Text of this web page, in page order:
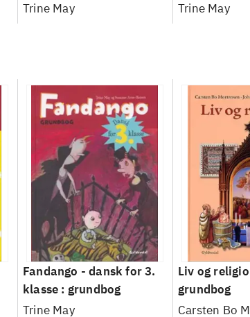
grundbog -- Arbejdsbog.
Trine May
- dansk for
Trine May
Fandango - dansk for 3.
klasse : grundbog
Trine May
Liv og
grundbog
Carsten Bo